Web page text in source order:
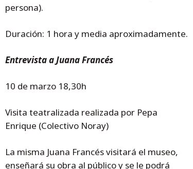
persona).
Duración: 1 hora y media aproximadamente.
Entrevista a Juana Francés
10 de marzo 18,30h
Visita teatralizada realizada por Pepa
Enrique (Colectivo Noray)
La misma Juana Francés visitará el museo,
enseñará su obra al público y se le podrá